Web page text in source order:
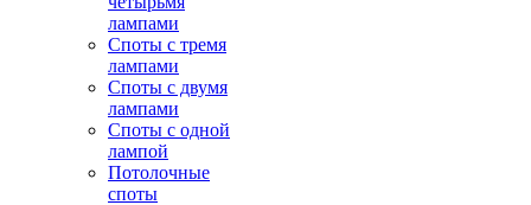
лампами
Споты с тремя
лампами
Споты с двумя
лампами
Споты с одной
лампой
Потолочные
споты